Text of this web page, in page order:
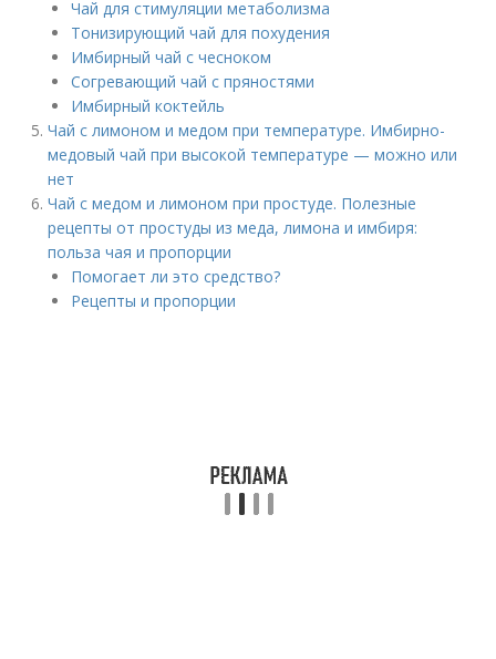
Чай для стимуляции метаболизма
Тонизирующий чай для похудения
Имбирный чай с чесноком
Согревающий чай с пряностями
Имбирный коктейль
Чай с лимоном и медом при температуре. Имбирно-
медовый чай при высокой температуре — можно или
нет
Чай с медом и лимоном при простуде. Полезные
рецепты от простуды из меда, лимона и имбиря:
польза чая и пропорции
Помогает ли это средство?
Рецепты и пропорции